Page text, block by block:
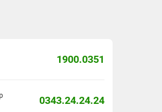
1900.0351
0343.24.24.24